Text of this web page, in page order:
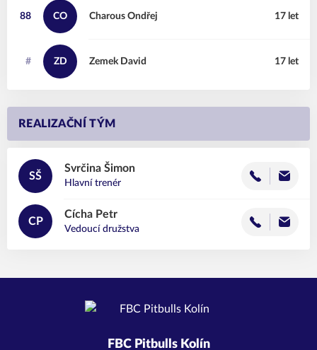
REALIZAČNÍ TÝM
SŠ
Šimon
Svrčina
Hlavní trenér
CP
Petr
Cícha
Vedoucí družstva
88 CO Ondřej
Charous 17 let
# ZD David
Zemek 17 let
FBC Pitbulls Kolín